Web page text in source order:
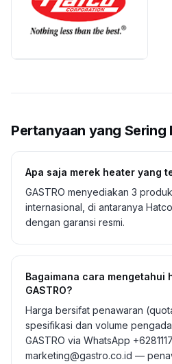
Pertanyaan yang Sering
Apa saja merek heater yang
GASTRO menyediakan 3
internasional, di antaranya
dengan garansi resmi.
Bagaimana cara mengetahui
GASTRO?
Harga bersifat penawaran
spesifikasi dan volume
GASTRO via WhatsApp
marketing@gastro.co.id —